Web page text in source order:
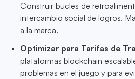
Construir bucles de
intercambio social de logros.
a la marca.
Optimizar para Tarifas de
plataformas blockchain
problemas en el juego y para